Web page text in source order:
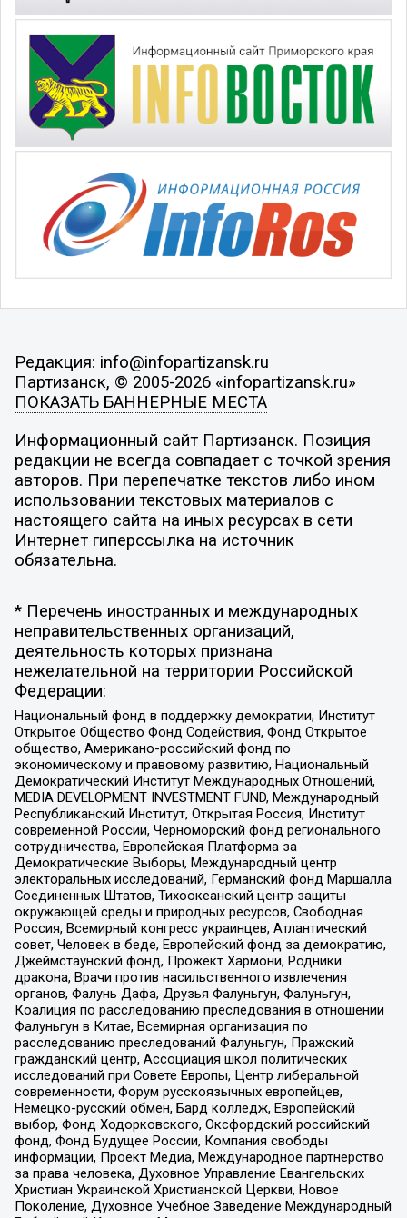
Редакция: info@infopartizansk.ru
Партизанск, © 2005-2026 «infopartizansk.ru»
ПОКАЗАТЬ БАННЕРНЫЕ МЕСТА
Информационный сайт Партизанск. Позиция
редакции не всегда совпадает с точкой зрения
авторов. При перепечатке текстов либо ином
использовании текстовых материалов с
настоящего сайта на иных ресурсах в сети
Интернет гиперссылка на источник
обязательна.
* Перечень иностранных и международных
неправительственных организаций,
деятельность которых признана
нежелательной на территории Российской
Федерации:
Национальный фонд в поддержку демократии, Институт
Открытое Общество Фонд Содействия, Фонд Открытое
общество, Американо-российский фонд по
экономическому и правовому развитию, Национальный
Демократический Институт Международных Отношений,
MEDIA DEVELOPMENT INVESTMENT FUND, Международный
Республиканский Институт, Открытая Россия, Институт
современной России, Черноморский фонд регионального
сотрудничества, Европейская Платформа за
Демократические Выборы, Международный центр
электоральных исследований, Германский фонд Маршалла
Соединенных Штатов, Тихоокеанский центр защиты
окружающей среды и природных ресурсов, Свободная
Россия, Всемирный конгресс украинцев, Атлантический
совет, Человек в беде, Европейский фонд за демократию,
Джеймстаунский фонд, Прожект Хармони, Родники
дракона, Врачи против насильственного извлечения
органов, Фалунь Дафа, Друзья Фалуньгун, Фалуньгун,
Коалиция по расследованию преследования в отношении
Фалуньгун в Китае, Всемирная организация по
расследованию преследований Фалуньгун, Пражский
гражданский центр, Ассоциация школ политических
исследований при Совете Европы, Центр либеральной
современности, Форум русскоязычных европейцев,
Немецко-русский обмен, Бард колледж, Европейский
выбор, Фонд Ходорковского, Оксфордский российский
фонд, Фонд Будущее России, Компания свободы
информации, Проект Медиа, Международное партнерство
за права человека, Духовное Управление Евангельских
Христиан Украинской Христианской Церкви, Новое
Поколение, Духовное Учебное Заведение Международный